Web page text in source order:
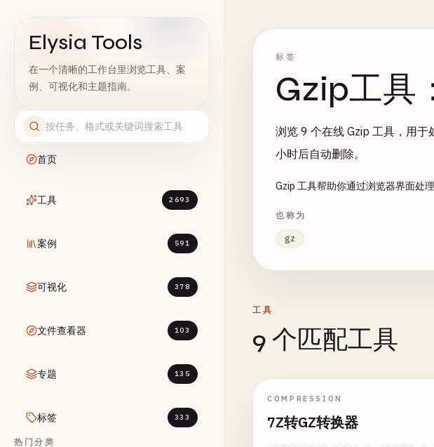
Elysia Tools
在一个清晰的工作台里浏览工具、案
例、可视化和主题指南。
首页
工具 2693
案例 591
可视化 378
文件查看器 103
专题 135
标签 333
热门分类
标签
Gzip工具
浏览 9 个在线 Gzip 工具，用
小时后自动删除。
Gzip 工具帮助你通过浏览器界面处
也称为
gz
工具
9 个匹配工具
COMPRESSION
7Z转GZ转换器